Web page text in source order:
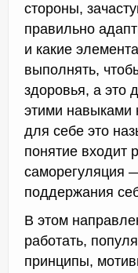
стороны,
правильно
и какие
выполнять,
здоровья, а это
этими навыками
для себе это
понятие входит
саморегуляция
поддержания
В этом
работать,
принципы,